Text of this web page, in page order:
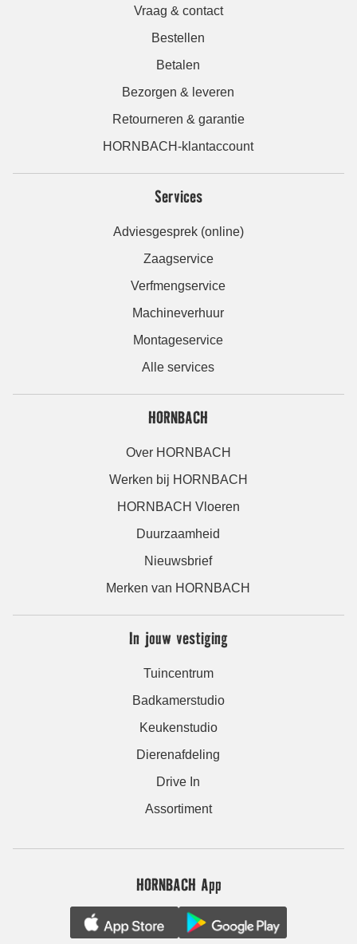
Vraag & contact
Bestellen
Betalen
Bezorgen & leveren
Retourneren & garantie
HORNBACH-klantaccount
Services
Adviesgesprek (online)
Zaagservice
Verfmengservice
Machineverhuur
Montageservice
Alle services
HORNBACH
Over HORNBACH
Werken bij HORNBACH
HORNBACH Vloeren
Duurzaamheid
Nieuwsbrief
Merken van HORNBACH
In jouw vestiging
Tuincentrum
Badkamerstudio
Keukenstudio
Dierenafdeling
Drive In
Assortiment
HORNBACH App